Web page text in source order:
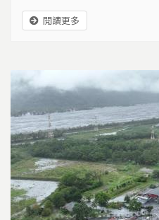
導致萬榮鄉明利村多棟房屋
響，形成新的災情......
閱讀更多